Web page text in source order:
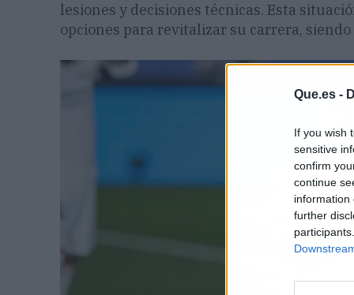
Que.es -
If you wish
sensitive
confirm
continue
information
further
lesiones y decisiones técnicas. Esta
opciones para revitalizar su carrera,